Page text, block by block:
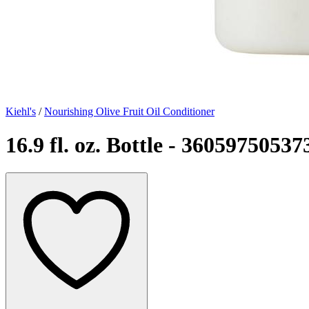
Kiehl's /Nourishing Olive Fruit Oil Conditioner
16.9 fl. oz. Bottle -